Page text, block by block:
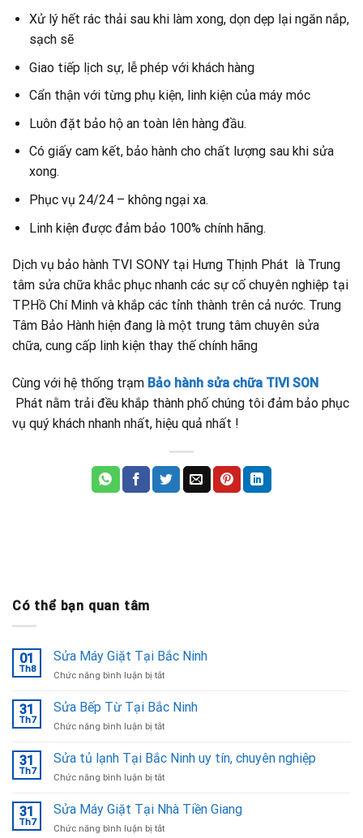
Xử lý hết rác thải sau khi làm xong, dọn dẹp lại ngăn nắp,
sạch sẽ
Giao tiếp lịch sự, lễ phép với khách hàng
Cẩn thận với từng phụ kiện, linh kiện của máy móc
Luôn đặt bảo hộ an toàn lên hàng đầu.
Có giấy cam kết, bảo hành cho chất lượng sau khi sửa
xong.
Phục vụ 24/24 – không ngại xa.
Linh kiện được đảm bảo 100% chính hãng.
Dịch vụ bảo hành TVI SONY tại Hưng Thịnh Phát là Trung
tâm sửa chữa khắc phục nhanh các sự cố chuyên nghiệp tại
TP.Hồ Chí Minh và khắp các tỉnh thành trên cả nước. Trung
Tâm Bảo Hành hiện đang là một trung tâm chuyên sửa
chữa, cung cấp linh kiện thay thế chính hãng
Cùng với hệ thống trạm Bảo hành sửa chữa TIVI SON
Phát nằm trải đều khắp thành phố chúng tôi đảm bảo phục
vụ quý khách nhanh nhất, hiệu quả nhất !
Có thể bạn quan tâm
01
Th8
Sửa Máy Giặt Tại Bắc Ninh
Chức năng bình luận bị tắtở
Máy
Tại
Ninh
31
Th7
Sửa Bếp Từ Tại Bắc Ninh
Chức năng bình luận bị tắtở
Bếp
Tại
Ninh
31
Th7
Sửa tủ lạnh Tại Bắc Ninh uy tín, chuyên nghiệp
Chức năng bình luận bị tắtở
tủ
Tại
31
Th7
Sửa Máy Giặt Tại Nhà Tiền Giang
Chức năng bình luận bị tắtở